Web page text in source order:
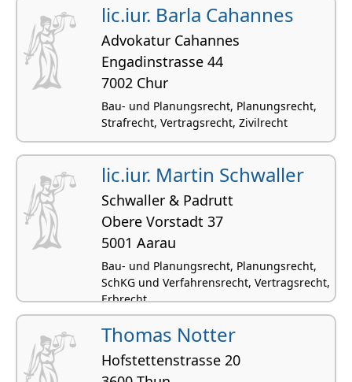
lic.iur. Barla Cahannes
Advokatur Cahannes
Engadinstrasse 44
7002 Chur
Bau- und Planungsrecht, Planungsrecht,
Strafrecht, Vertragsrecht, Zivilrecht
lic.iur. Martin Schwaller
Schwaller & Padrutt
Obere Vorstadt 37
5001 Aarau
Bau- und Planungsrecht, Planungsrecht,
SchKG und Verfahrensrecht, Vertragsrecht,
Erbrecht
Thomas Notter
Hofstettenstrasse 20